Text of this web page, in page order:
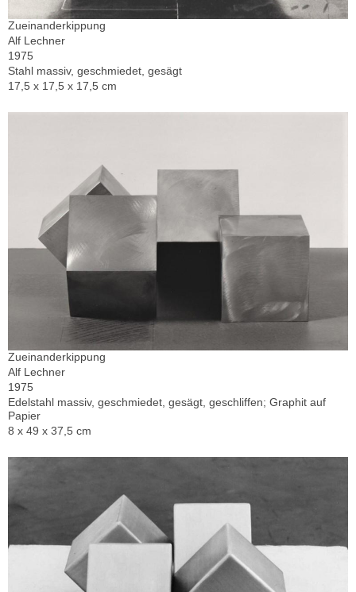
Zueinanderkippung
Alf Lechner
1975
Stahl massiv, geschmiedet, gesägt
17,5 x 17,5 x 17,5 cm
Zueinanderkippung
Alf Lechner
1975
Edelstahl massiv, geschmiedet, gesägt, geschliffen; Graphit auf
Papier
8 x 49 x 37,5 cm